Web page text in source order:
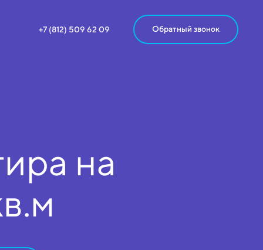
+7 (812) 509 62 09 Обратный звонок
на